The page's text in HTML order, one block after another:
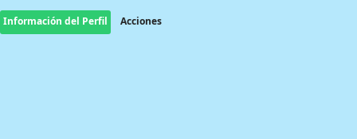
Información del Perfil Acciones